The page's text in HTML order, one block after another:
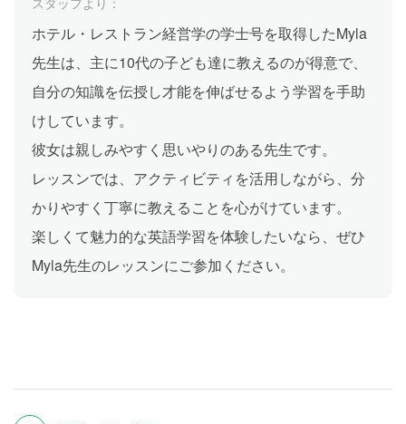
ホテル・レストラン経営学の学士号を取得したMyla
先生は、主に10代の子ども達に教えるのが得意で、
自分の知識を伝授し才能を伸ばせるよう学習を手助
けしています。
彼女は親しみやすく思いやりのある先生です。
レッスンでは、アクティビティを活用しながら、分
かりやすく丁寧に教えることを心がけています。
楽しくて魅力的な英語学習を体験したいなら、ぜひ
Myla先生のレッスンにご参加ください。